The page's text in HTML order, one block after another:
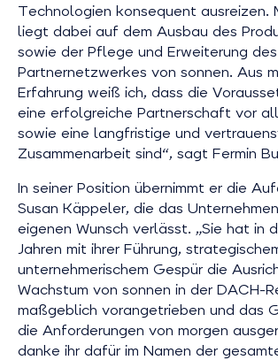
Technologien konsequent ausreizen.
liegt dabei auf dem Ausbau des
sowie der Pflege und Erweiterung des
Partnernetzwerkes von sonnen. Aus
Erfahrung weiß ich, dass die
eine erfolgreiche Partnerschaft vor
sowie eine langfristige und
Zusammenarbeit sind“, sagt Fermin
In seiner Position übernimmt er die
Susan Käppeler, die das
eigenen Wunsch verlässt. „Sie hat in
Jahren mit ihrer Führung,
unternehmerischem Gespür die
Wachstum von sonnen in der DACH-
maßgeblich vorangetrieben und das
die Anforderungen von morgen
danke ihr dafür im Namen der